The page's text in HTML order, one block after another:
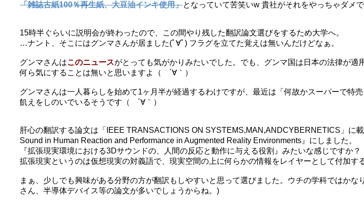
「雑誌古紙100％再生紙、大豆油インキ使用」となっていて苦笑いw 貴社がそれをやっちゃダメ
15時半ぐらいに説明会が終わったので、この間やり残した翻訳論文選びをするため大学へ。
…ナント、そこにはグンマさんが居ました(ﾟ∀ﾟ) フラグを立てた覚えは無いんだけどなぁ。
グンマさんはこのニュースがとっても気がかりみたいでした。でも、グンマ国は日本の法律が適
何ら気にすることは無いと思いますよ（ ´∀｀）
グンマさんは一人暮らしを始めて1ヶ月半が経過するわけですが、最近は「何故かスーパーで特
飢えをしのいでいるそうです（ ´∀｀）
肝心の翻訳する論文は「IEEE TRANSACTIONS ON SYSTEMS,MAN,ANDCYBERNETICS」に
Sound in Human Reaction and Performance in Augmented Reality Environments』にしました。
『拡張現実環境における3Dサウンドの、人間の反応と動作に与える役割』みたいな感じですか？
拡張現実というのは仮想現実の対義語で、現実空間の上に何らかの情報をレイヤーとして付加す
まぁ、少しでも興味がある分野の方が翻訳もしやすいと思って選びました。ウチの学科ではかな
さん、半導体デバイス等の論文が多いでしょうからね。)